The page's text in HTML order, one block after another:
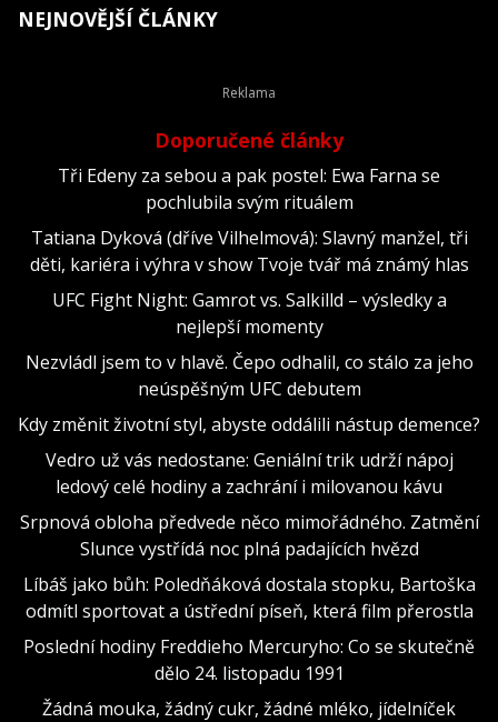
NEJNOVĚJŠÍ ČLÁNKY
Doporučené články
Tři Edeny za sebou a pak postel: Ewa Farna se
pochlubila svým rituálem
Tatiana Dyková (dříve Vilhelmová): Slavný manžel, tři
děti, kariéra i výhra v show Tvoje tvář má známý hlas
UFC Fight Night: Gamrot vs. Salkilld – výsledky a
nejlepší momenty
Nezvládl jsem to v hlavě. Čepo odhalil, co stálo za jeho
neúspěšným UFC debutem
Kdy změnit životní styl, abyste oddálili nástup demence?
Vedro už vás nedostane: Geniální trik udrží nápoj
ledový celé hodiny a zachrání i milovanou kávu
Srpnová obloha předvede něco mimořádného. Zatmění
Slunce vystřídá noc plná padajících hvězd
Líbáš jako bůh: Poledňáková dostala stopku, Bartoška
odmítl sportovat a ústřední píseň, která film přerostla
Poslední hodiny Freddieho Mercuryho: Co se skutečně
dělo 24. listopadu 1991
Žádná mouka, žádný cukr, žádné mléko, jídelníček